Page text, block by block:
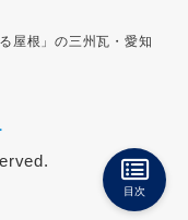
屋根」の三州瓦・愛知
目次